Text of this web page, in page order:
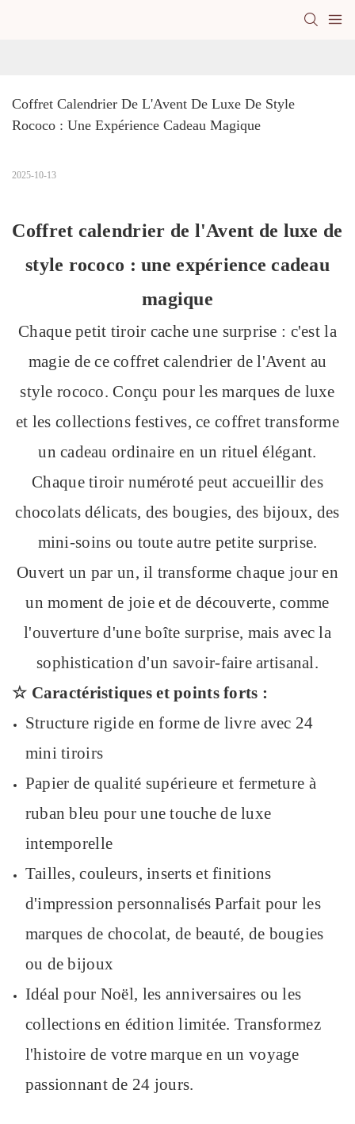
Coffret Calendrier De L'Avent De Luxe De Style
Rococo : Une Expérience Cadeau Magique
2025-10-13
Coffret calendrier de l'Avent de luxe de
style rococo : une expérience cadeau
magique
Chaque petit tiroir cache une surprise : c'est la
magie de ce coffret calendrier de l'Avent au
style rococo. Conçu pour les marques de luxe
et les collections festives, ce coffret transforme
un cadeau ordinaire en un rituel élégant.
Chaque tiroir numéroté peut accueillir des
chocolats délicats, des bougies, des bijoux, des
mini-soins ou toute autre petite surprise.
Ouvert un par un, il transforme chaque jour en
un moment de joie et de découverte, comme
l'ouverture d'une boîte surprise, mais avec la
sophistication d'un savoir-faire artisanal.
☆ Caractéristiques et points forts :
Structure rigide en forme de livre avec 24
mini tiroirs
Papier de qualité supérieure et fermeture à
ruban bleu pour une touche de luxe
intemporelle
Tailles, couleurs, inserts et finitions
d'impression personnalisés Parfait pour les
marques de chocolat, de beauté, de bougies
ou de bijoux
Idéal pour Noël, les anniversaires ou les
collections en édition limitée. Transformez
l'histoire de votre marque en un voyage
passionnant de 24 jours.